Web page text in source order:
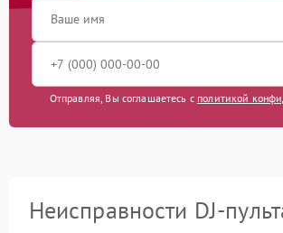
Отправляя, Вы соглашаетесь с политикой
Неисправности DJ-